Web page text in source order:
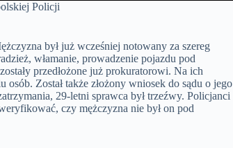
Policji
był już wcześniej notowany za szereg
włamanie, prowadzenie pojazdu pod
przedłożone już prokuratorowi. Na ich
osób. Został także złożony wniosek do sądu o jego
29-letni sprawca był trzeźwy. Policjanci
czy mężczyzna nie był on pod